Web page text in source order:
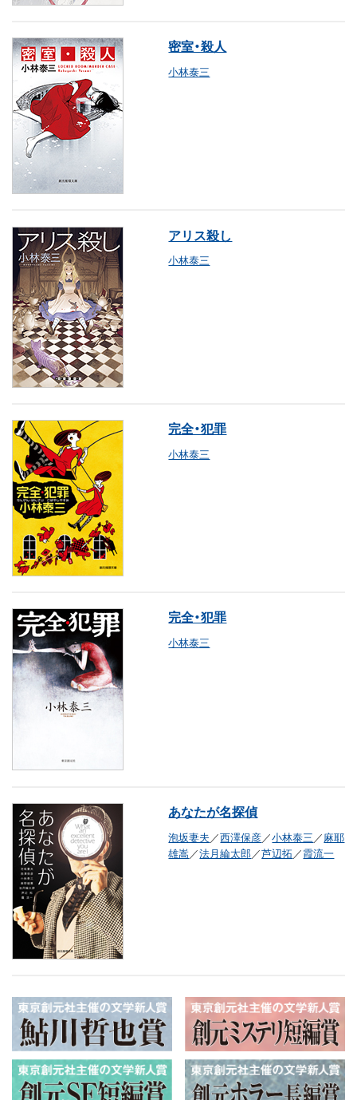
密室・殺人
小林泰三
アリス殺し
小林泰三
完全・犯罪
小林泰三
完全・犯罪
小林泰三
あなたが名探偵
泡坂妻夫 ／西澤保彦／小林泰三 ／麻耶
雄嵩／法月綸太郎／芦辺拓 ／霞流一